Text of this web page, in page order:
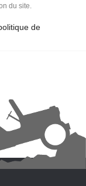
du site.
de